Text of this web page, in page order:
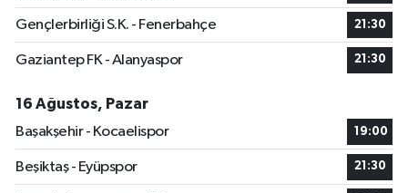
Gençlerbirliği S.K. - Fenerbahçe 21:30
Gaziantep FK - Alanyaspor 21:30
16 Ağustos, Pazar
Başakşehir - Kocaelispor
19:00
Beşiktaş - Eyüpspor 21:30